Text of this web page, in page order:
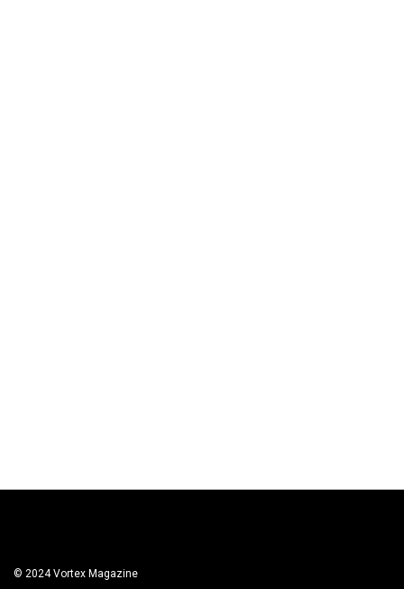
© 2024 Vortex Magazine